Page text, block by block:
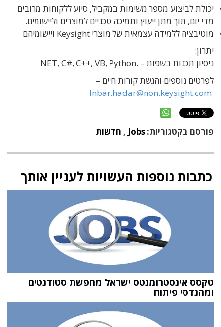
יכולת לביצוע מספר משימות במקביל, סיוע ללקוחות מרובים
מדי יום, תוך מתן ייעוץ ותמיכה טכניים למוצרים וליישומים.
מוטיבציה ללמידה עצמאית של מוצרי Keysight ויישומיהם
יתרון:
ניסיון תכנות בשפות – .NET, C#, C++, VB, Python
לפרטים נוספים והגשת קורות חיים –
Inbar.hadar@non.keysight.com
פורסם בקטגוריות: Jobs
, חדשות
כתבות נוספות העשויות לעניין אותך
טקסס אינסטרומנטס ישראל מחפשת סטודנטים
ומהנדסי פיתוח